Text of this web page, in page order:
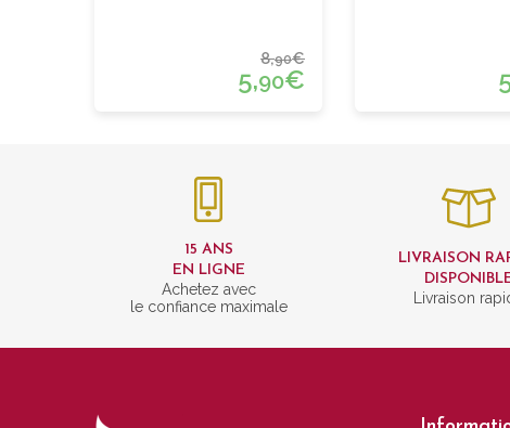
8,90€
5,90€
15 ANS
EN LIGNE
Achetez avec
le confiance maximale
LIVRAISON
Livraison